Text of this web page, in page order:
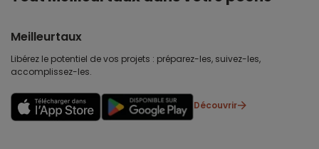
Meilleurtaux
Libérez le potentiel de vos projets : préparez-les, suivez-les,
accomplissez-les.
Découvrir